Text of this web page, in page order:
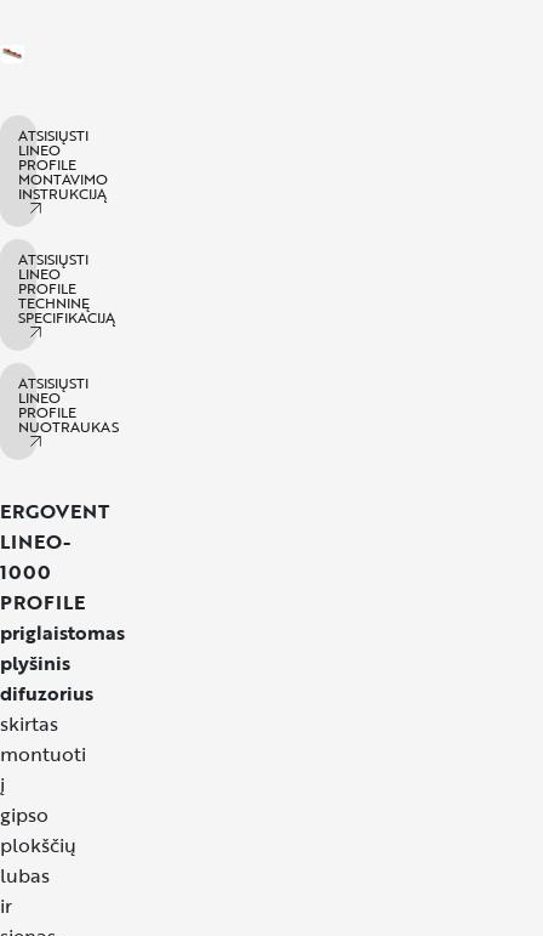
ATSISIŲSTI
LINEO
PROFILE
MONTAVIMO
INSTRUKCIJĄ
ATSISIŲSTI
LINEO
PROFILE
TECHNINĘ
SPECIFIKACIJĄ
ATSISIŲSTI
LINEO
PROFILE
NUOTRAUKAS
ERGOVENT
LINEO-
1000
PROFILE
priglaistomas
plyšinis
difuzorius
skirtas
montuoti
į
gipso
plokščių
lubas
ir